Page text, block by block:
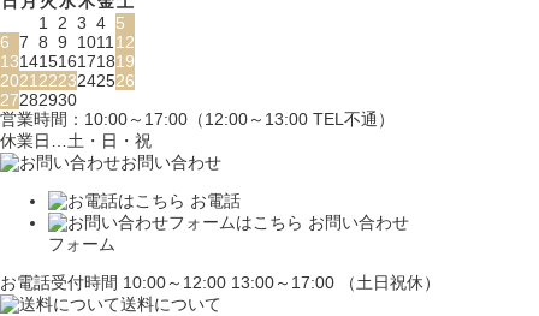
1 2 3 4 5
6 7 8 9 101112
13141516171819
20212223242526
27282930
営業時間：10:00～17:00（12:00～13:00 TEL不通）
休業日…土・日・祝
お問い合わせ
お電話
お問い合わせ
フォーム
お電話受付時間 10:00～12:00 13:00～17:00 （土日祝休）
送料について